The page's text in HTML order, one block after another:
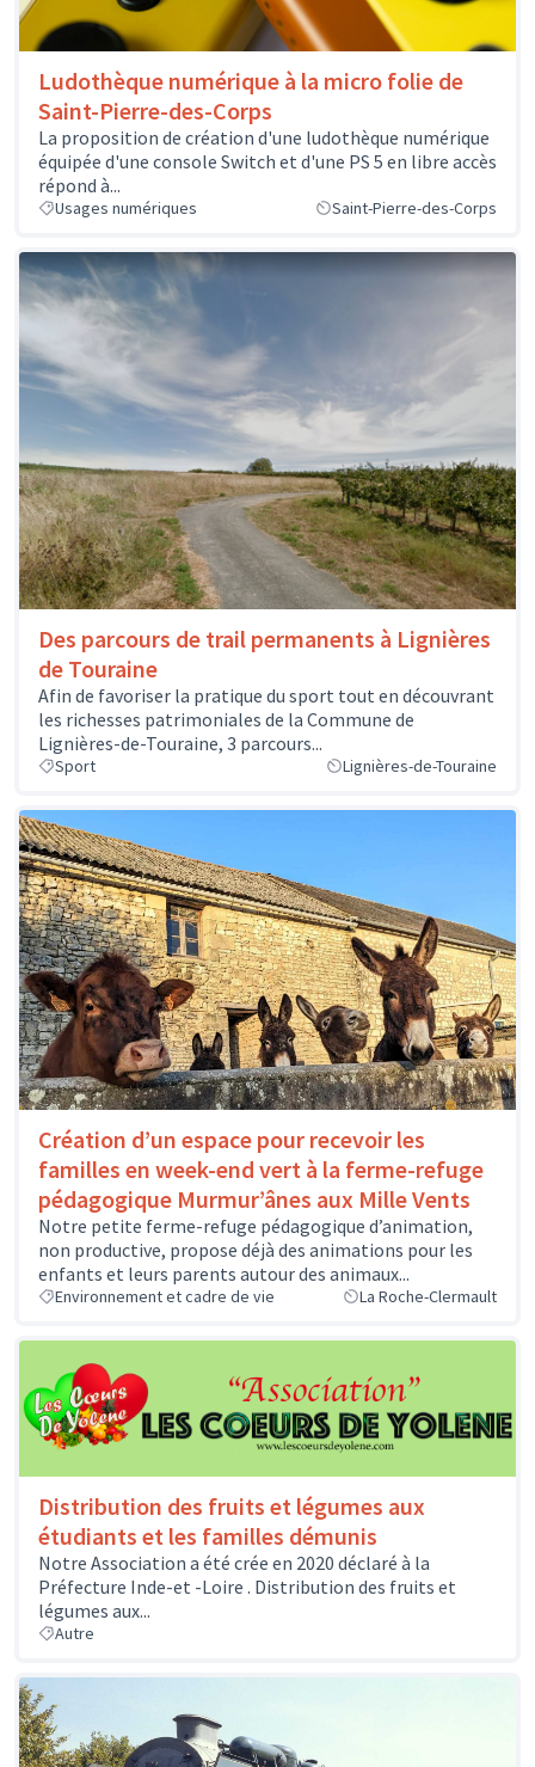
Ludothèque numérique à la micro folie de
Saint-Pierre-des-Corps
La proposition de création d'une ludothèque numérique
équipée d'une console Switch et d'une PS 5 en libre accès
répond à...
Usages numériques Saint-Pierre-des-Corps
Des parcours de trail permanents à Lignières
de Touraine
Afin de favoriser la pratique du sport tout en découvrant
les richesses patrimoniales de la Commune de
Lignières-de-Touraine, 3 parcours...
Sport Lignières-de-Touraine
Création d’un espace pour recevoir les
familles en week-end vert à la ferme-refuge
pédagogique Murmur’ânes aux Mille Vents
Notre petite ferme-refuge pédagogique d’animation,
non productive, propose déjà des animations pour les
enfants et leurs parents autour des animaux...
Environnement et cadre de vie La Roche-Clermault
Distribution des fruits et légumes aux
étudiants et les familles démunis
Notre Association a été crée en 2020 déclaré à la
Préfecture Inde-et -Loire . Distribution des fruits et
légumes aux...
Autre